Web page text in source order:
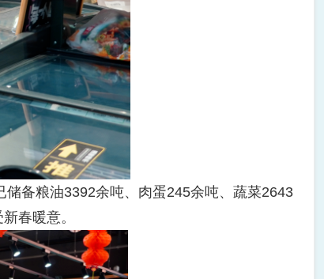
备粮油3392余吨、肉蛋245余吨、蔬菜2643
春暖意。